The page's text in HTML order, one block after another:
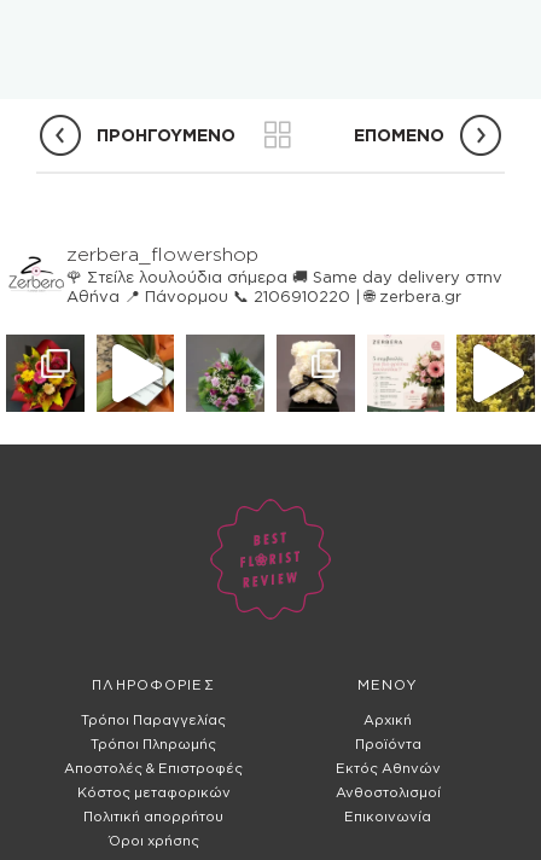
ΠΡΟΗΓΟΥΜΕΝΟ ΕΠΟΜΕΝΟ
zerbera_flowershop
🌹 Στείλε λουλούδια σήμερα 🚚 Same day delivery στην
Αθήνα 📍 Πάνορμου 📞 2106910220 | 🌐 zerbera.gr
ΠΛΗΡΟΦΟΡΙΕΣ
Τρόποι Παραγγελίας
Τρόποι Πληρωμής
Αποστολές & Επιστροφές
Κόστος μεταφορικών
Πολιτική απορρήτου
Όροι χρήσης
ΜΕΝΟΥ
Αρχική
Προϊόντα
Εκτός Αθηνών
Ανθοστολισμοί
Επικοινωνία